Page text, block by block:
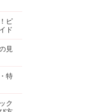
ピ
ド
見
特
ク